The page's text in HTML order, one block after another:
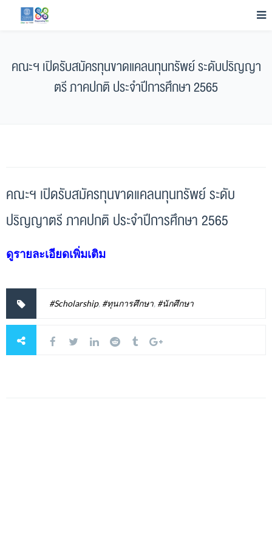
คณะฯ เปิดรับสมัครทุนขาดแคลนทุนทรัพย์ ระดับปริญญา
ตรี ภาคปกติ ประจำปีการศึกษา 2565
คณะฯ เปิดรับสมัครทุนขาดแคลนทุนทรัพย์ ระดับ
ปริญญาตรี ภาคปกติ ประจำปีการศึกษา 2565
ดูรายละเอียดเพิ่มเติม
#Scholarship, #ทุนการศึกษา, #นักศึกษา